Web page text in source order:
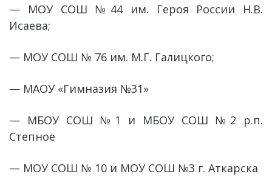
— МОУ СОШ №44 им. Героя России Н.В.
Исаева;
— МОУ СОШ № 76 им. М.Г. Галицкого;
— МАОУ «Гимназия №31»
— МБОУ СОШ №1 и МБОУ СОШ №2 р.п.
Степное
— МОУ СОШ № 10 и МОУ СОШ №3 г. Аткарска